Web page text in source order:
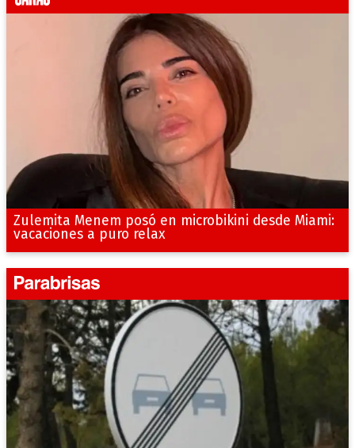
Zulemita Menem posó en microbikini desde Miami:
vacaciones a puro relax